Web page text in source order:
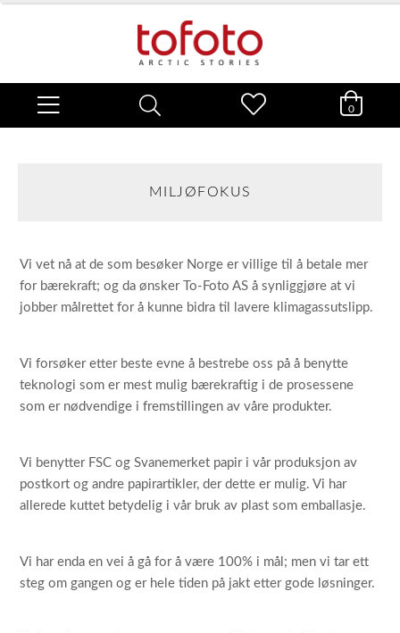
0
MILJØFOKUS
Vi vet nå at de som besøker Norge er villige til å betale mer
for bærekraft; og da ønsker To-Foto AS å synliggjøre at vi
jobber målrettet for å kunne bidra til lavere klimagassutslipp.
Vi forsøker etter beste evne å bestrebe oss på å benytte
teknologi som er mest mulig bærekraftig i de prosessene
som er nødvendige i fremstillingen av våre produkter.
Vi benytter FSC og Svanemerket papir i vår produksjon av
postkort og andre papirartikler, der dette er mulig. Vi har
allerede kuttet betydelig i vår bruk av plast som emballasje.
Vi har enda en vei å gå for å være 100% i mål; men vi tar ett
steg om gangen og er hele tiden på jakt etter gode løsninger.